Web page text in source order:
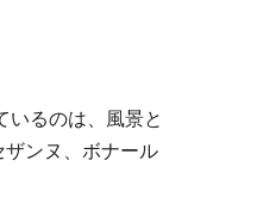
いるのは、風景と
ンヌ、ボナール